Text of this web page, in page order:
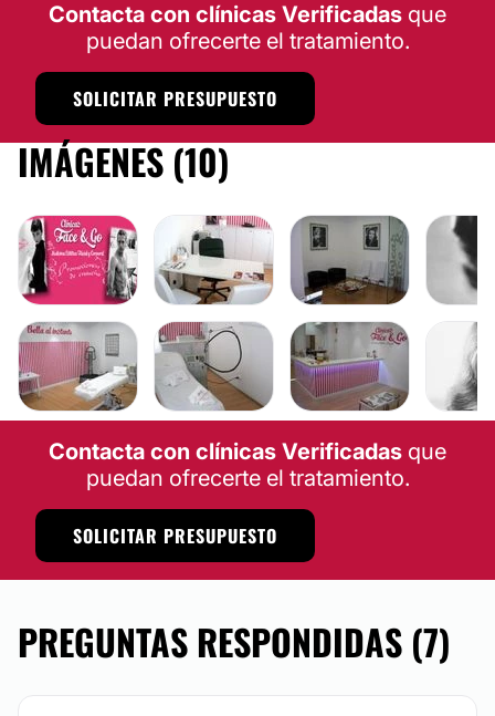
Contacta con clínicas Verificadas que
puedan ofrecerte el tratamiento.
SOLICITAR PRESUPUESTO
IMÁGENES (10)
Contacta con clínicas Verificadas que
puedan ofrecerte el tratamiento.
SOLICITAR PRESUPUESTO
PREGUNTAS RESPONDIDAS (7)